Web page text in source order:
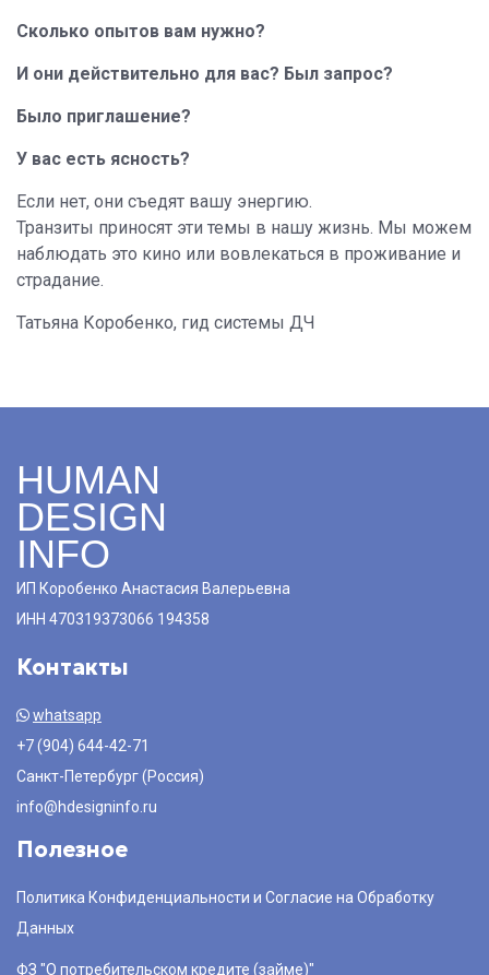
Сколько опытов вам нужно?
И они действительно для вас? Был запрос?
Было приглашение?
У вас есть ясность?
Если нет, они съедят вашу энергию.
Транзиты приносят эти темы в нашу жизнь. Мы можем
наблюдать это кино или вовлекаться в проживание и
страдание.
Татьяна Коробенко, гид системы ДЧ
HUMAN
DESIGN
INFO
ИП Коробенко Анастасия Валерьевна
ИНН 470319373066 194358
Контакты
whatsapp
+7 (904) 644-42-71
Санкт-Петербург (Россия)
info@hdesigninfo.ru
Полезное
Политика Конфиденциальности и Согласие на Обработку
Данных
ФЗ "О потребительском кредите (займе)"